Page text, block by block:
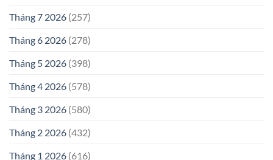
Tháng 7 2026 (257)
Tháng 6 2026 (278)
Tháng 5 2026 (398)
Tháng 4 2026 (578)
Tháng 3 2026 (580)
Tháng 2 2026 (432)
Tháng 1 2026 (616)